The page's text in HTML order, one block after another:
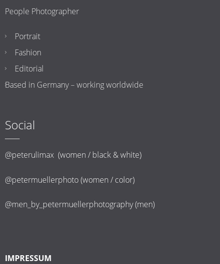
People Photographer
Portrait
Fashion
Editorial
Based in Germany – working worldwide
Social
@peterulimax (women / black & white)
@petermuellerphoto (women / color)
@men_by_petermuellerphotography (men)
IMPRESSUM